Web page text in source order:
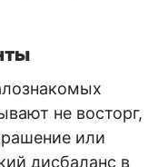
не восторг,
или
дисбаланс в